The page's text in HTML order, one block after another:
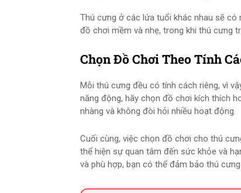
Thú cưng ở các lứa tuổi khác nhau sẽ có
đồ chơi mềm và nhẹ, trong khi thú cưng
Chọn Đồ Chơi Theo Tính
Mỗi thú cưng đều có tính cách riêng, vì
năng động, hãy chọn đồ chơi kích thích
nhàng và không đòi hỏi nhiều hoạt động.
Cuối cùng, việc chọn đồ chơi cho thú
thể hiện sự quan tâm đến sức khỏe và
và phù hợp, bạn có thể đảm bảo thú